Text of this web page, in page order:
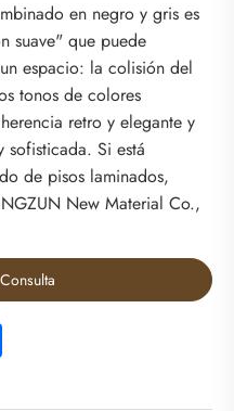
en negro y gris es
suave" que puede
espacio: la colisión del
tonos de colores
retro y elegante y
sofisticada. Si está
de pisos laminados,
New Material Co.,